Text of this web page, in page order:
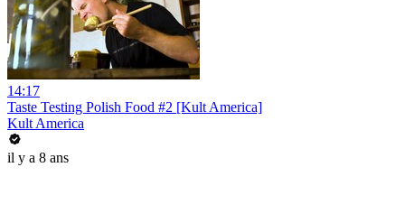
14:17
Taste Testing Polish Food #2 [Kult America]
Kult America
il y a 8 ans